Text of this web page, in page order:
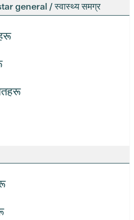
general / स्वास्थ्य समग्र